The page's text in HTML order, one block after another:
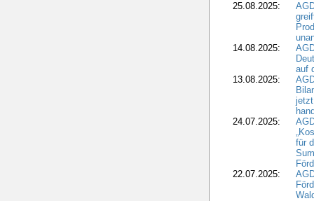
25.08.2025:
14.08.2025:
auf
13.08.2025:
24.07.2025:
für
22.07.2025: